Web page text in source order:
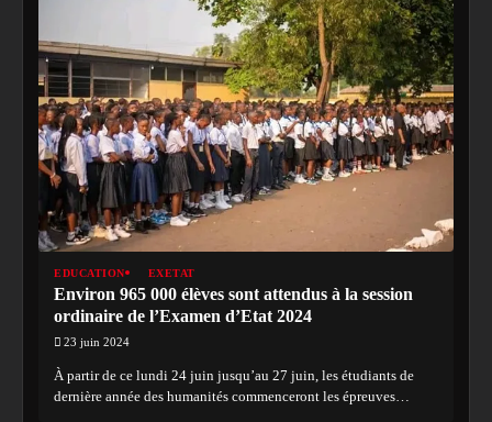
EDUCATION EXETAT
Environ 965 000 élèves sont attendus à la session
ordinaire de l’Examen d’Etat 2024
23 juin 2024
À partir de ce lundi 24 juin jusqu’au 27 juin, les étudiants de
dernière année des humanités commenceront les épreuves…